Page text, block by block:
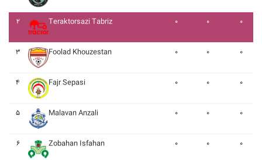
۲ Teraktorsazi Tabriz ۰ ۰ ۰
۳ Foolad Khouzestan ۰ ۰ ۰
۴ Fajr Sepasi ۰ ۰ ۰
۵ Malavan Anzali ۰ ۰ ۰
۶ Zobahan Isfahan ۰ ۰ ۰